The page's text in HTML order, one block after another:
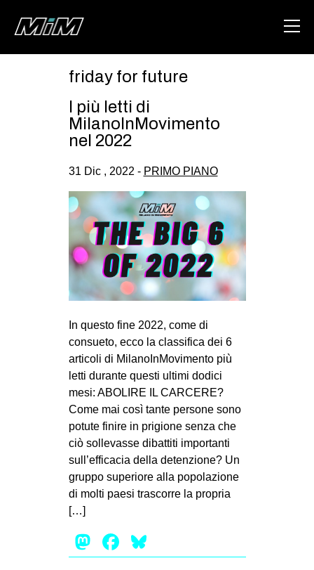
ABOUT
DEGENERAZIONE
GAZA FREESTYLE
CSOA LAMBRETTA
MSM
STUDENTI TSUNAMI
ZAM
MILANO
MOBILITAZIONI
SPAZI
SPORT POPOLARE
MOVIMENTI
AMBIENTE
ANTIFASCISMO
DIRITTO ALL’ABITARE
MIGRAZIONI
friday for future
I più letti di
MilanoInMovimento
nel 2022
31 Dic , 2022 - PRIMO PIANO
In questo fine 2022, come di
consueto, ecco la classifica dei 6
articoli di MilanoInMovimento più
letti durante questi ultimi dodici
mesi: ABOLIRE IL CARCERE?
Come mai così tante persone sono
potute finire in prigione senza che
ciò sollevasse dibattiti importanti
sull’efficacia della detenzione? Un
gruppo superiore alla popolazione
di molti paesi trascorre la propria
[…]
Mastodon
Facebook